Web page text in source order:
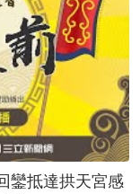
鑾抵達拱天宮感